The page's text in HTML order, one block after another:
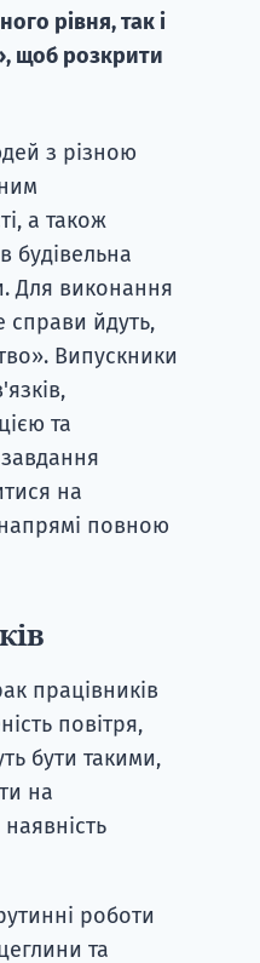
рівня, так і
щоб розкрити
з різною
а також
будівельна
Для виконання
справи йдуть,
Випускники
та
на
повною
працівників
повітря,
бути такими,
на
роботи
та